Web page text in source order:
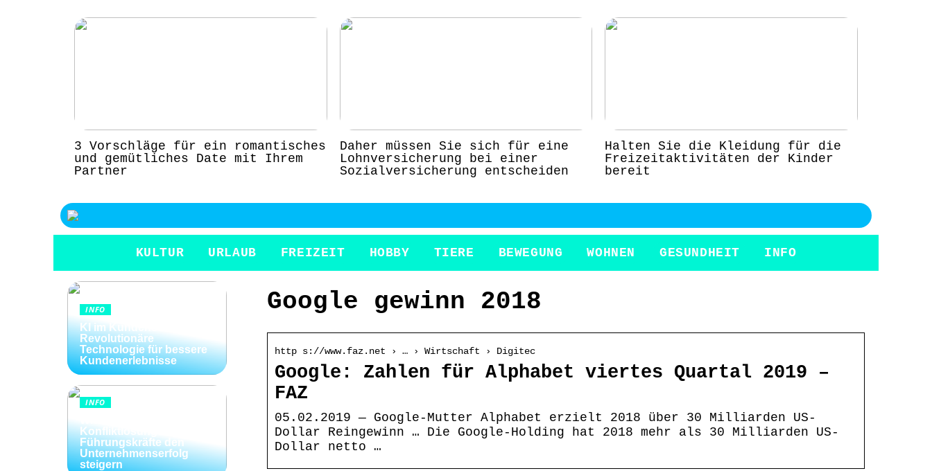
3 Vorschläge für ein romantisches
und gemütliches Date mit Ihrem
Partner
Daher müssen Sie sich für eine
Lohnversicherung bei einer
Sozialversicherung entscheiden
Halten Sie die Kleidung für die
Freizeitaktivitäten der Kinder
bereit
KULTUR URLAUB FREIZEIT HOBBY TIERE BEWEGUNG WOHNEN GESUNDHEIT INFO
Google gewinn 2018
http s://www.faz.net › … › Wirtschaft › Digitec
Google: Zahlen für Alphabet viertes Quartal 2019 –
FAZ
05.02.2019 — Google-Mutter Alphabet erzielt 2018 über 30 Milliarden US-
Dollar Reingewinn … Die Google-Holding hat 2018 mehr als 30 Milliarden US-
Dollar netto …
INFO
KI im Kundenservice:
Revolutionäre
Technologie für bessere
Kundenerlebnisse
INFO
Konfliktlösungen der
Führungskräfte den
Unternehmenserfolg
steigern